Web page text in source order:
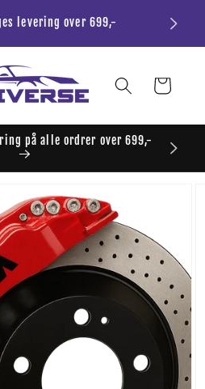
levering over 699,-
Indkøbskurv
på alle ordrer over 699,- 🏎️💨